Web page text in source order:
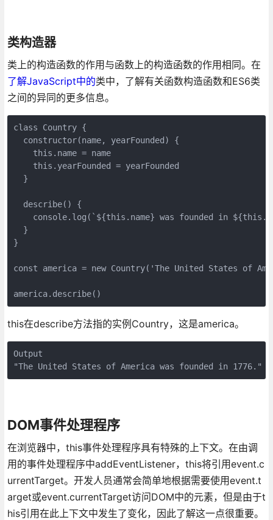
类构造器
类上的构造函数的作用与函数上的构造函数的作用相同。在
了解JavaScript中的类中，了解有关函数构造函数和ES6类
之间的异同的更多信息。
class Country {
  constructor(name, yearFounded) {
    this.name = name
    this.yearFounded = yearFounded
  }
  describe() {
console.log(`${this.name} was founded in
  }
}
const america = new Country('The United States of
america.describe()
this在describe方法指的实例Country，这是america。
Output
"The United States of America was founded in 1776."
DOM事件处理程序
在浏览器中，this事件处理程序具有特殊的上下文。在由调
用的事件处理程序中addEventListener，this将引用event.c
urrentTarget。开发人员通常会简单地根据需要使用event.t
arget或event.currentTarget访问DOM中的元素，但是由于t
his引用在此上下文中发生了变化，因此了解这一点很重要。